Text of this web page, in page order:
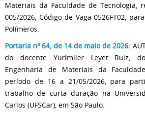
Materiais da Faculdade de Tecnologia,
005/2026, Código de Vaga 0526FT02,
Polímeros.
Portaria nº 64, de 14 de maio de 2026:
do docente Yurimiler Leyet Ruiz,
Engenharia de Materiais da
período de 16 a 21/05/2026, para
trabalho de curta duração na
Carlos (UFSCar), em São Paulo.